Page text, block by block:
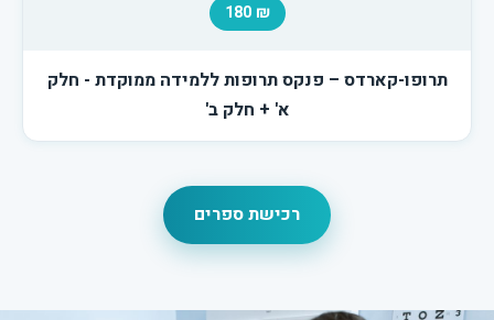
₪ 180
תרופו-קארדס – פנקס תרופות ללמידה ממוקדת - חלק
א' + חלק ב'
רכישת ספרים